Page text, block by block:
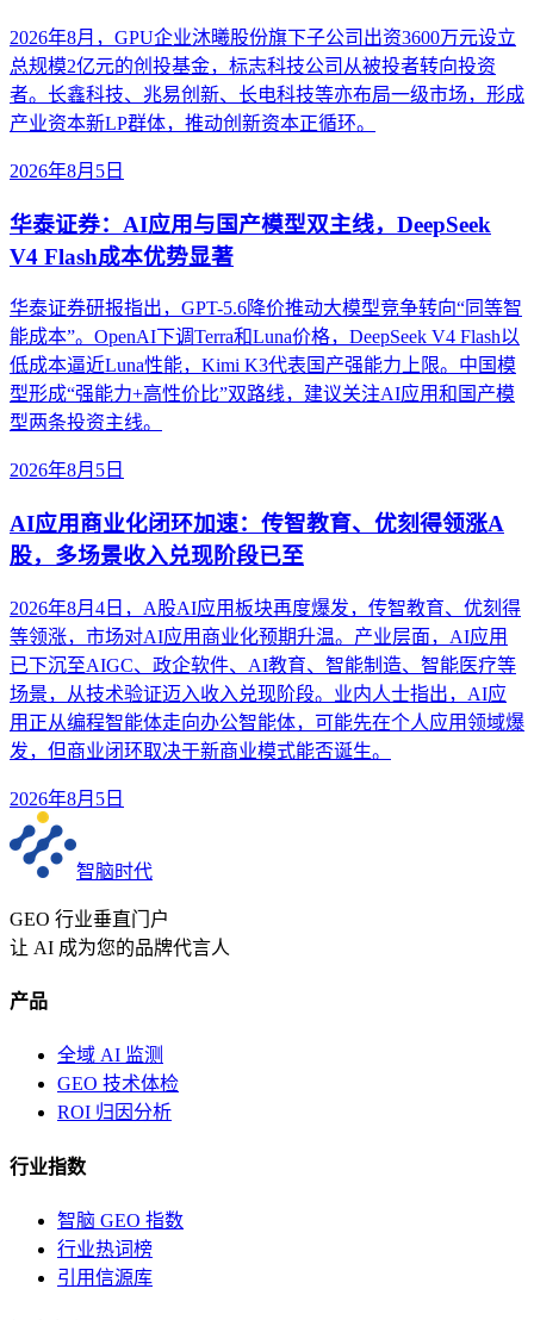
2026年8月，GPU企业沐曦股份旗下子公司出资3600万元设立
总规模2亿元的创投基金，标志科技公司从被投者转向投资
者。长鑫科技、兆易创新、长电科技等亦布局一级市场，形成
产业资本新LP群体，推动创新资本正循环。
2026年8月5日
华泰证券：AI应用与国产模型双主线，DeepSeek
V4 Flash成本优势显著
华泰证券研报指出，GPT-5.6降价推动大模型竞争转向“同等智
能成本”。OpenAI下调Terra和Luna价格，DeepSeek V4 Flash以
低成本逼近Luna性能，Kimi K3代表国产强能力上限。中国模
型形成“强能力+高性价比”双路线，建议关注AI应用和国产模
型两条投资主线。
2026年8月5日
AI应用商业化闭环加速：传智教育、优刻得领涨A
股，多场景收入兑现阶段已至
2026年8月4日，A股AI应用板块再度爆发，传智教育、优刻得
等领涨，市场对AI应用商业化预期升温。产业层面，AI应用
已下沉至AIGC、政企软件、AI教育、智能制造、智能医疗等
场景，从技术验证迈入收入兑现阶段。业内人士指出，AI应
用正从编程智能体走向办公智能体，可能先在个人应用领域爆
发，但商业闭环取决于新商业模式能否诞生。
2026年8月5日
智脑时代
GEO 行业垂直门户
让 AI 成为您的品牌代言人
产品
全域 AI 监测
GEO 技术体检
ROI 归因分析
行业指数
智脑 GEO 指数
行业热词榜
引用信源库